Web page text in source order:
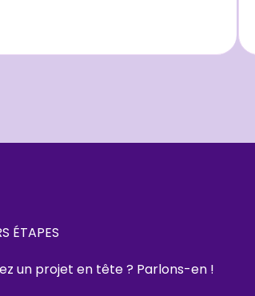
ÉTAPES
un projet en tête ? Parlons-en !